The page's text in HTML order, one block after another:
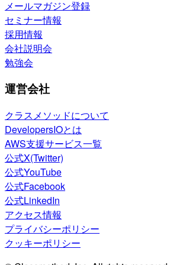
メールマガジン登録
セミナー情報
採用情報
会社説明会
勉強会
運営会社
クラスメソッドについて
DevelopersIOとは
AWS支援サービス一覧
公式X(Twitter)
公式YouTube
公式Facebook
公式LinkedIn
アクセス情報
プライバシーポリシー
クッキーポリシー